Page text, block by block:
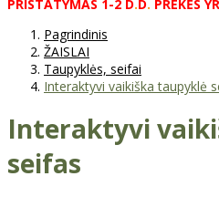
PRISTATYMAS 1-2 D. D. PREKĖS
Pagrindinis
ŽAISLAI
Taupyklės, seifai
Interaktyvi vaikiška taupyklė
Interaktyvi
seifas